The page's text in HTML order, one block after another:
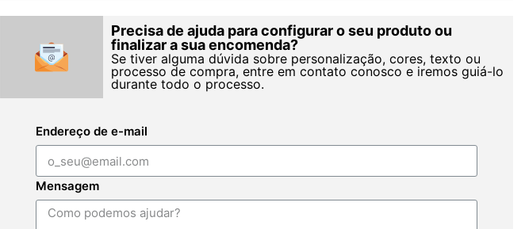
Precisa de ajuda para configurar o seu produto ou
finalizar a sua encomenda?
Se tiver alguma dúvida sobre personalização, cores, texto ou
processo de compra, entre em contato conosco e iremos guiá-lo
durante todo o processo.
Endereço de e-mail
Mensagem